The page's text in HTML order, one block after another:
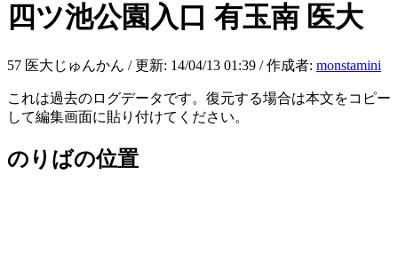
四ツ池公園入口 有玉南 医大
57 医大じゅんかん / 更新: 14/04/13 01:39 / 作成者: monstamini
これは過去のログデータです。復元する場合は本文をコピー
して編集画面に貼り付けてください。
のりばの位置